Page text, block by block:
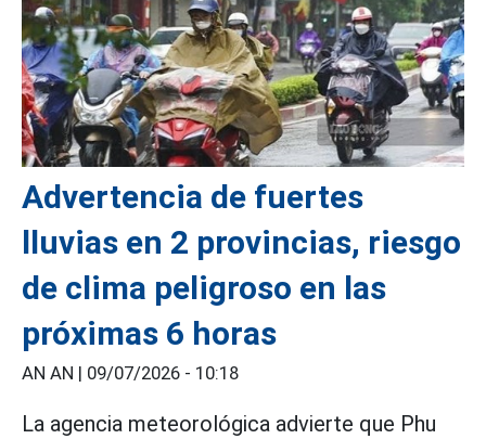
Advertencia de fuertes
lluvias en 2 provincias, riesgo
de clima peligroso en las
próximas 6 horas
AN AN | 09/07/2026 - 10:18
La agencia meteorológica advierte que Phu